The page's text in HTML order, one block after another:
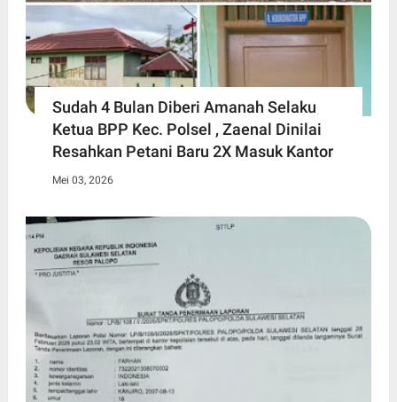
Sudah 4 Bulan Diberi Amanah Selaku
Ketua BPP Kec. Polsel , Zaenal Dinilai
Resahkan Petani Baru 2X Masuk Kantor
Mei 03, 2026